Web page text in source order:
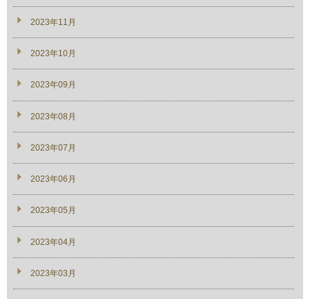
2023年11月
2023年10月
2023年09月
2023年08月
2023年07月
2023年06月
2023年05月
2023年04月
2023年03月